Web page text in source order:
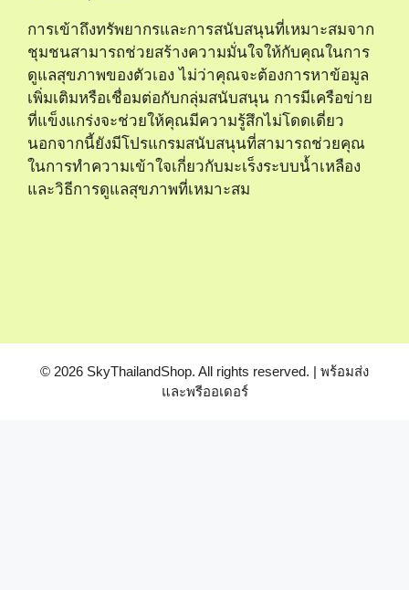
การเข้าถึงทรัพยากรและการสนับสนุนที่เหมาะสมจาก
ชุมชนสามารถช่วยสร้างความมั่นใจให้กับคุณในการ
ดูแลสุขภาพของตัวเอง ไม่ว่าคุณจะต้องการหาข้อมูล
เพิ่มเติมหรือเชื่อมต่อกับกลุ่มสนับสนุน การมีเครือข่าย
ที่แข็งแกร่งจะช่วยให้คุณมีความรู้สึกไม่โดดเดี่ยว
นอกจากนี้ยังมีโปรแกรมสนับสนุนที่สามารถช่วยคุณ
ในการทำความเข้าใจเกี่ยวกับมะเร็งระบบน้ำเหลือง
และวิธีการดูแลสุขภาพที่เหมาะสม
© 2026 SkyThailandShop. All rights reserved. | พร้อมส่ง
และพรีออเดอร์